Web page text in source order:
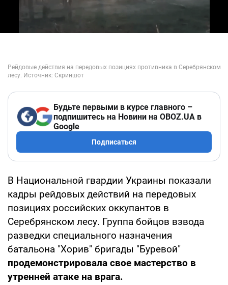
Будьте первыми в курсе главного –
подпишитесь на Новини на OBOZ.UA в
Google
Подписаться
В Национальной гвардии Украины показали
кадры рейдовых действий на передовых
позициях российских оккупантов в
Серебрянском лесу. Группа бойцов взвода
разведки специального назначения
батальона "Хорив" бригады "Буревой"
продемонстрировала свое мастерство в
утренней атаке на врага.